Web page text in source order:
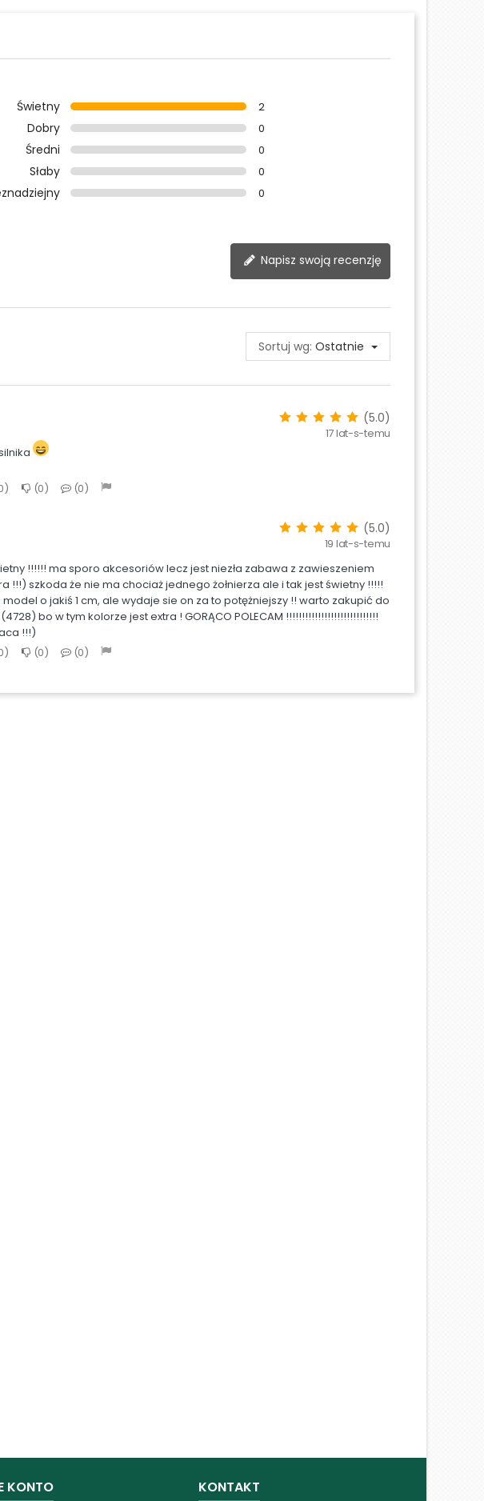
Świetny 2
Dobry 0
Średni 0
Słaby 0
0
Napisz swoją recenzję
Sortuj wg: Ostatnie
(5.0)
17 lat-s-temu
0 0
(5.0)
19 lat-s-temu
!!!!!! ma sporo akcesoriów lecz jest niezła zabawa z zawieszeniem
!!!) szkoda że nie ma chociaż jednego żołnierza ale i tak jest świetny !!!!!
o jakiś 1 cm, ale wydaje sie on za to potężniejszy !! warto zakupić do
bo w tym kolorze jest extra ! GORĄCO POLECAM !!!!!!!!!!!!!!!!!!!!!!!!!!!!!
!!!)
0 0
KONTO KONTAKT